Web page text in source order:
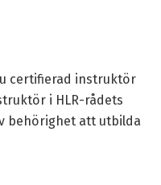
certifierad instruktör
i HLR-rådets
behörighet att utbilda